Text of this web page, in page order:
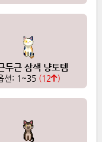
두근 삼색 냥토템
션: 1~35 (12 )